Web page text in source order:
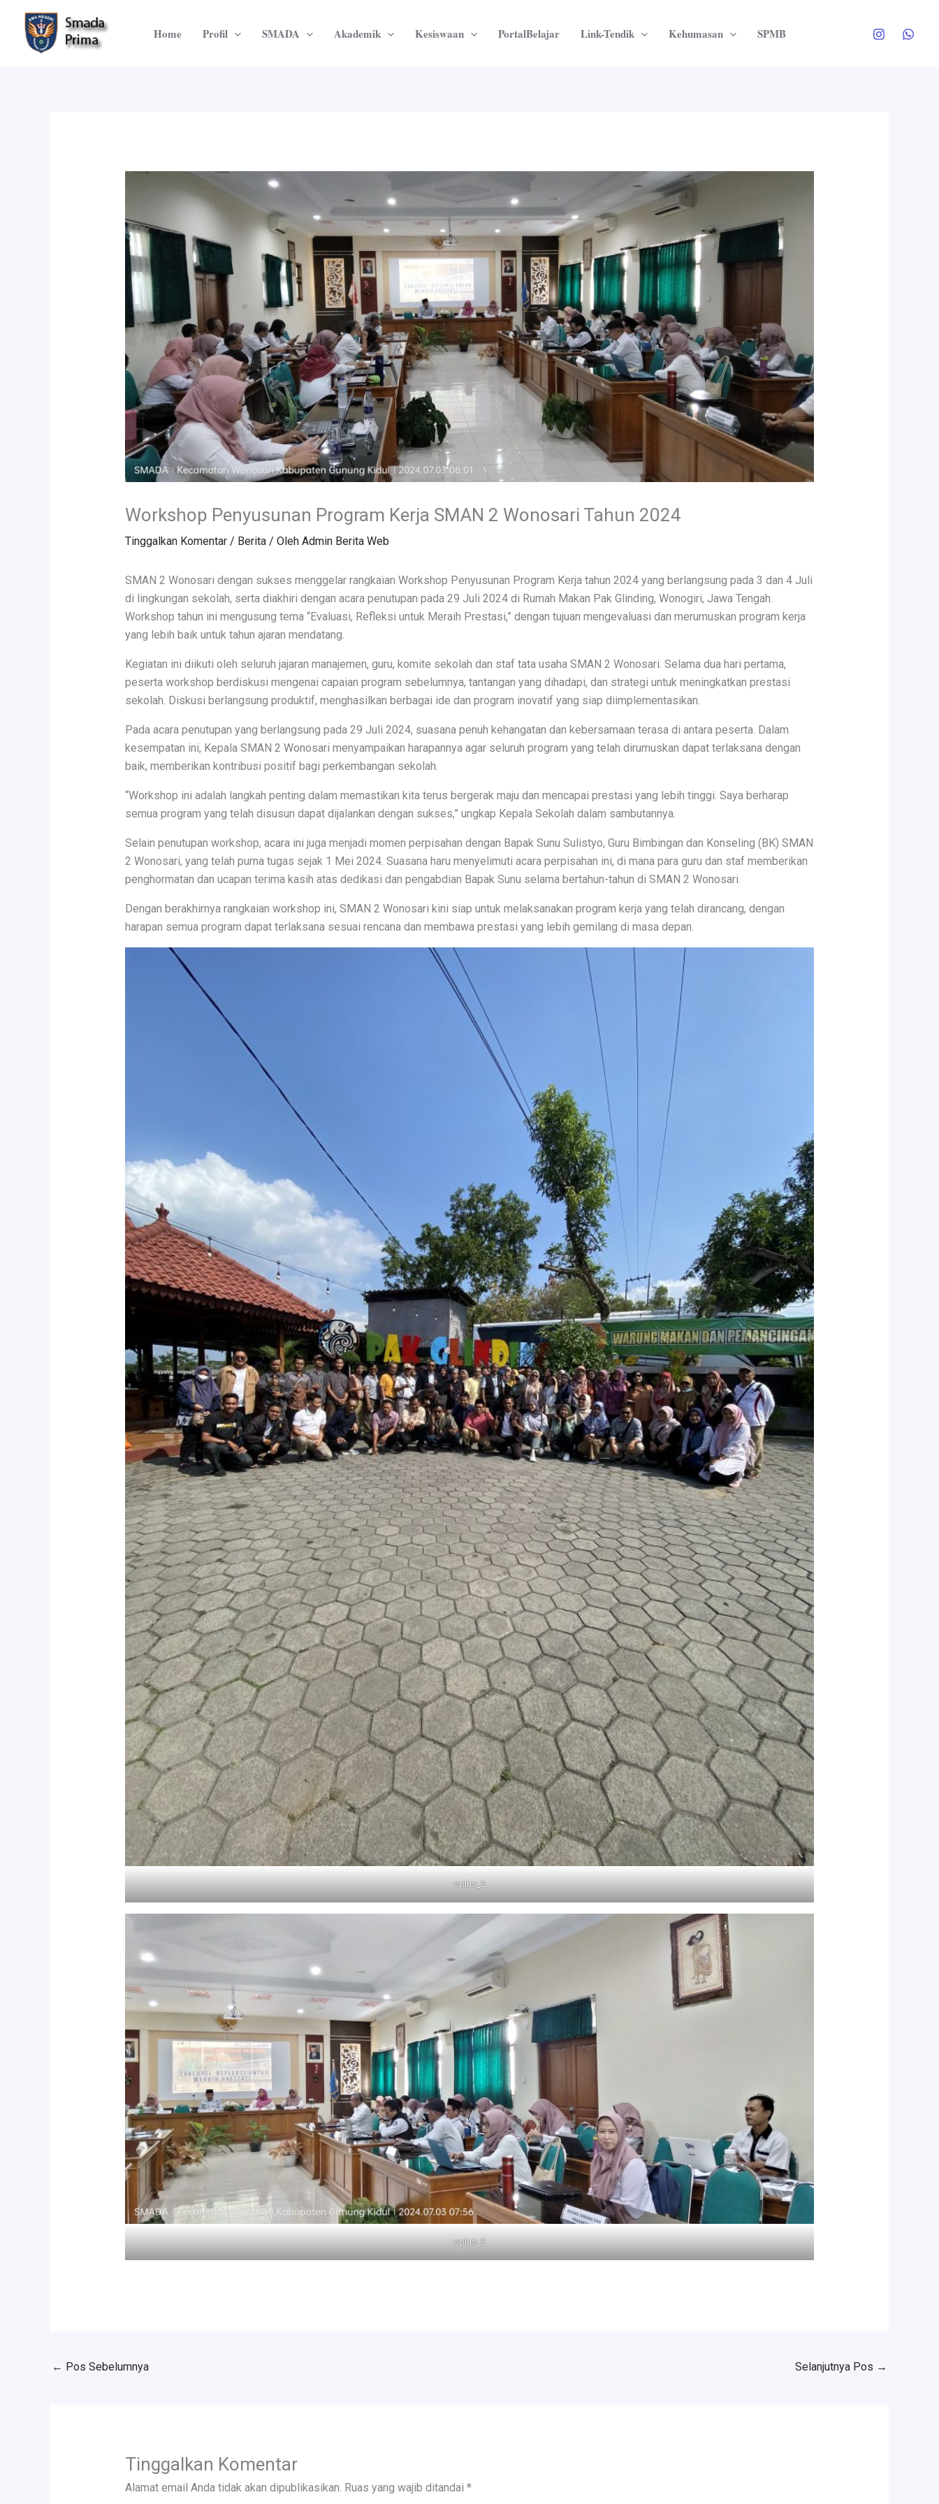
konten
Home Profil SMADA Akademik Kesiswaan PortalBelajar Link-Tendik Kehumasan SPMB
Workshop Penyusunan Program Kerja SMAN 2 Wonosari Tahun 2024
Tinggalkan Komentar / Berita/ Oleh Admin Berita Web
SMAN 2 Wonosari dengan sukses menggelar rangkaian Workshop Penyusunan Program Kerja tahun 2024 yang berlangsung pada 3 dan 4 Juli
di lingkungan sekolah, serta diakhiri dengan acara penutupan pada 29 Juli 2024 di Rumah Makan Pak Glinding, Wonogiri, Jawa Tengah.
Workshop tahun ini mengusung tema “Evaluasi, Refleksi untuk Meraih Prestasi,” dengan tujuan mengevaluasi dan merumuskan program kerja
yang lebih baik untuk tahun ajaran mendatang.
Kegiatan ini diikuti oleh seluruh jajaran manajemen, guru, komite sekolah dan staf tata usaha SMAN 2 Wonosari. Selama dua hari pertama,
peserta workshop berdiskusi mengenai capaian program sebelumnya, tantangan yang dihadapi, dan strategi untuk meningkatkan prestasi
sekolah. Diskusi berlangsung produktif, menghasilkan berbagai ide dan program inovatif yang siap diimplementasikan.
Pada acara penutupan yang berlangsung pada 29 Juli 2024, suasana penuh kehangatan dan kebersamaan terasa di antara peserta. Dalam
kesempatan ini, Kepala SMAN 2 Wonosari menyampaikan harapannya agar seluruh program yang telah dirumuskan dapat terlaksana dengan
baik, memberikan kontribusi positif bagi perkembangan sekolah.
“Workshop ini adalah langkah penting dalam memastikan kita terus bergerak maju dan mencapai prestasi yang lebih tinggi. Saya berharap
semua program yang telah disusun dapat dijalankan dengan sukses,” ungkap Kepala Sekolah dalam sambutannya.
Selain penutupan workshop, acara ini juga menjadi momen perpisahan dengan Bapak Sunu Sulistyo, Guru Bimbingan dan Konseling (BK) SMAN
2 Wonosari, yang telah purna tugas sejak 1 Mei 2024. Suasana haru menyelimuti acara perpisahan ini, di mana para guru dan staf memberikan
penghormatan dan ucapan terima kasih atas dedikasi dan pengabdian Bapak Sunu selama bertahun-tahun di SMAN 2 Wonosari.
Dengan berakhirnya rangkaian workshop ini, SMAN 2 Wonosari kini siap untuk melaksanakan program kerja yang telah dirancang, dengan
harapan semua program dapat terlaksana sesuai rencana dan membawa prestasi yang lebih gemilang di masa depan.
oplus_2
oplus_2
← Pos Sebelumnya Selanjutnya Pos →
Tinggalkan Komentar
Alamat email Anda tidak akan dipublikasikan. Ruas yang wajib ditandai *